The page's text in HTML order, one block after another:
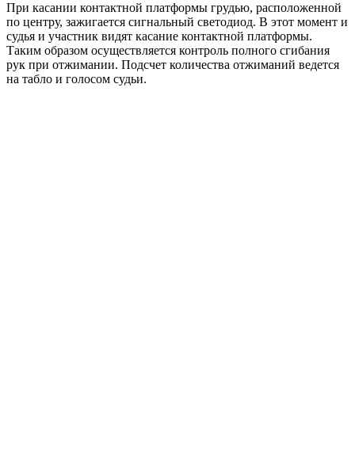
При касании контактной платформы грудью, расположенной
по центру, зажигается сигнальный светодиод. В этот момент и
судья и участник видят касание контактной платформы.
Таким образом осуществляется контроль полного сгибания
рук при отжимании. Подсчет количества отжиманий ведется
на табло и голосом судьи.